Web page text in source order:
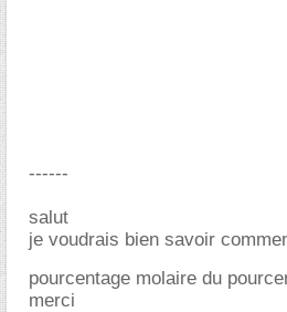
------
salut
je voudrais bien savoir
pourcentage molaire du
merci